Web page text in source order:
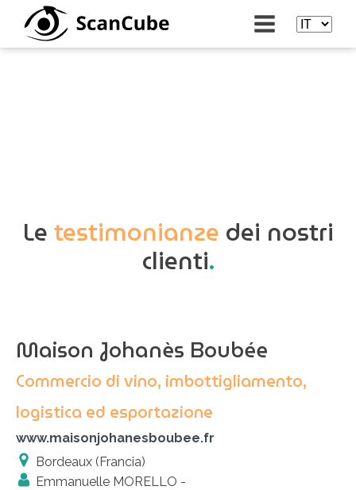
Letestimonianze dei nostri
clienti.
Maison Johanès Boubée
Commercio di vino, imbottigliamento,
logistica ed esportazione
www.maisonjohanesboubee.fr
Bordeaux (Francia)
Emmanuelle MORELLO -